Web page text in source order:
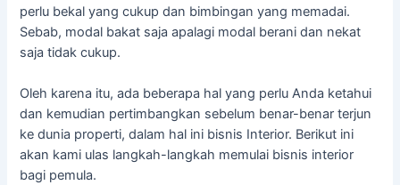
perlu bekal yang cukup dan bimbingan yang memadai.
Sebab, modal bakat saja apalagi modal berani dan nekat
saja tidak cukup.
Oleh karena itu, ada beberapa hal yang perlu Anda ketahui
dan kemudian pertimbangkan sebelum benar-benar terjun
ke dunia properti, dalam hal ini bisnis Interior. Berikut ini
akan kami ulas langkah-langkah memulai bisnis interior
bagi pemula.